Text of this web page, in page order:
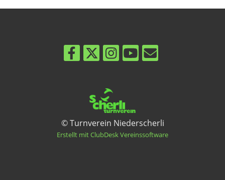
© Turnverein Niederscherli
Erstellt mit ClubDesk Vereinssoftware